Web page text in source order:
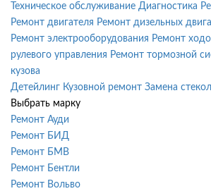
Техническое обслуживание Диагностика
Ремонт двигателя Ремонт дизельных
Ремонт электрооборудования Ремонт
рулевого управления Ремонт тормозной
кузова
Детейлинг Кузовной ремонт Замена стекол
Выбрать марку
Ремонт Ауди
Ремонт БИД
Ремонт БМВ
Ремонт Бентли
Ремонт Вольво